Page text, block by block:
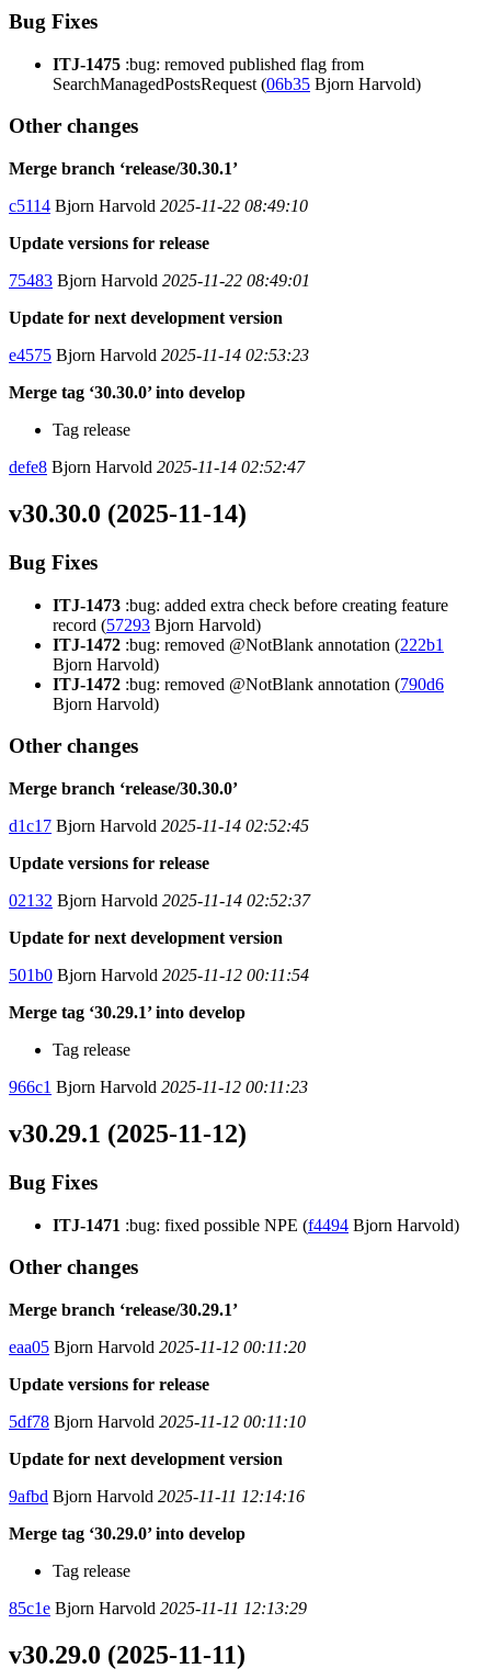
Bug Fixes
ITJ-1475 :bug: removed published flag from
SearchManagedPostsRequest (06b35 Bjorn Harvold)
Other changes
Merge branch ‘release/30.30.1’
c5114 Bjorn Harvold 2025-11-22 08:49:10
Update versions for release
75483 Bjorn Harvold 2025-11-22 08:49:01
Update for next development version
e4575 Bjorn Harvold 2025-11-14 02:53:23
Merge tag ‘30.30.0’ into develop
Tag release
defe8 Bjorn Harvold 2025-11-14 02:52:47
v30.30.0 (2025-11-14)
Bug Fixes
ITJ-1473 :bug: added extra check before creating feature
record (57293 Bjorn Harvold)
ITJ-1472 :bug: removed @NotBlank annotation (222b1
Bjorn Harvold)
ITJ-1472 :bug: removed @NotBlank annotation (790d6
Bjorn Harvold)
Other changes
Merge branch ‘release/30.30.0’
d1c17 Bjorn Harvold 2025-11-14 02:52:45
Update versions for release
02132 Bjorn Harvold 2025-11-14 02:52:37
Update for next development version
501b0 Bjorn Harvold 2025-11-12 00:11:54
Merge tag ‘30.29.1’ into develop
Tag release
966c1 Bjorn Harvold 2025-11-12 00:11:23
v30.29.1 (2025-11-12)
Bug Fixes
ITJ-1471 :bug: fixed possible NPE (f4494 Bjorn Harvold)
Other changes
Merge branch ‘release/30.29.1’
eaa05 Bjorn Harvold 2025-11-12 00:11:20
Update versions for release
5df78 Bjorn Harvold 2025-11-12 00:11:10
Update for next development version
9afbd Bjorn Harvold 2025-11-11 12:14:16
Merge tag ‘30.29.0’ into develop
Tag release
85c1e Bjorn Harvold 2025-11-11 12:13:29
v30.29.0 (2025-11-11)